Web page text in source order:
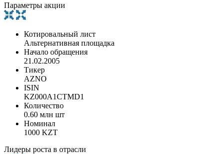
Параметры акции
Котировальный лист
Альтернативная площадка
Начало обращения
21.02.2005
Тикер
AZNO
ISIN
KZ000A1CTMD1
Количество
0.60 млн шт
Номинал
1000 KZT
Лидеры роста в отрасли